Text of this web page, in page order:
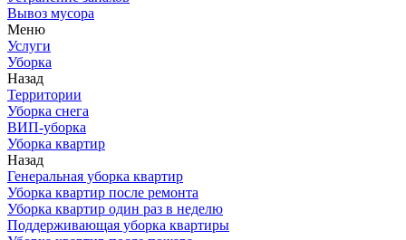
Вывоз мусора
Меню
Услуги
Уборка
Назад
Территории
Уборка снега
ВИП-уборка
Уборка квартир
Назад
Генеральная уборка квартир
Уборка квартир после ремонта
Уборка квартир один раз в неделю
Поддерживающая уборка квартиры